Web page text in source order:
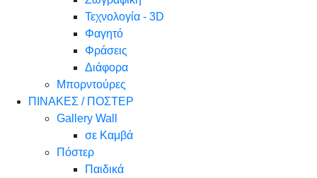
Τεχνολογία - 3D
Φαγητό
Φράσεις
Διάφορα
Μπορντούρες
ΠΙΝΑΚΕΣ / ΠΟΣΤΕΡ
Gallery Wall
σε Καμβά
Πόστερ
Παιδικά